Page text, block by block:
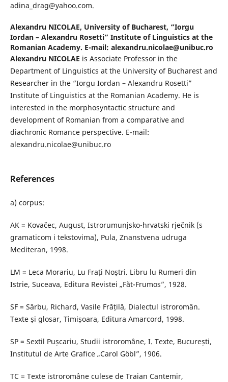
adina_drag@yahoo.com.
Alexandru NICOLAE, University of Bucharest, “Iorgu
Iordan – Alexandru Rosetti” Institute of Linguistics at the
Romanian Academy. E-mail: alexandru.nicolae@unibuc.ro
Alexandru NICOLAE is Associate Professor in the
Department of Linguistics at the University of Bucharest and
Researcher in the “Iorgu Iordan – Alexandru Rosetti”
Institute of Linguistics at the Romanian Academy. He is
interested in the morphosyntactic structure and
development of Romanian from a comparative and
diachronic Romance perspective. E-mail:
alexandru.nicolae@unibuc.ro
References
a) corpus:
AK = Kovačec, August, Istrorumunjsko-hrvatski rječnik (s
gramaticom i tekstovima), Pula, Znanstvena udruga
Mediteran, 1998.
LM = Leca Morariu, Lu Frați Noștri. Libru lu Rumeri din
Istrie, Suceava, Editura Revistei „Făt-Frumos”, 1928.
SF = Sârbu, Richard, Vasile Frățilă, Dialectul istroromân.
Texte și glosar, Timișoara, Editura Amarcord, 1998.
SP = Sextil Pușcariu, Studii istroromâne, I. Texte, București,
Institutul de Arte Grafice „Carol Göbl”, 1906.
TC = Texte istroromâne culese de Traian Cantemir,